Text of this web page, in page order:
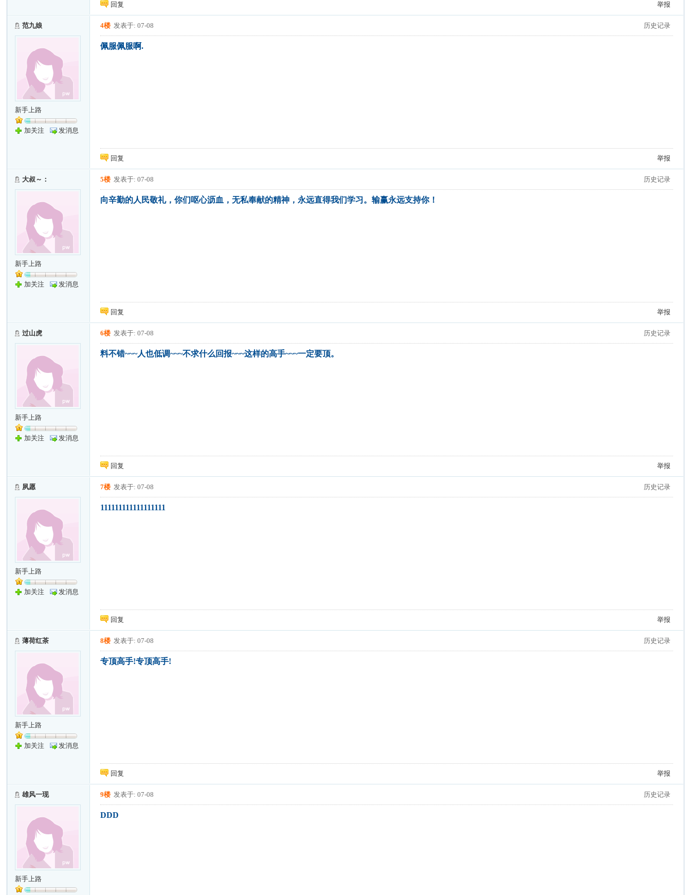
回复 举报
范九娘
新手上路
加关注 发消息
历史记录
4楼 发表于: 07-08
佩服佩服啊.
回复 举报
大叔～：
新手上路
加关注 发消息
历史记录
5楼 发表于: 07-08
向辛勤的人民敬礼，你们呕心沥血，无私奉献的精神，永远直得我们学习。输赢永远支持你！
回复 举报
过山虎
新手上路
加关注 发消息
历史记录
6楼 发表于: 07-08
料不错~~~人也低调~~~不求什么回报~~~这样的高手~~~一定要顶。
回复 举报
夙愿
新手上路
加关注 发消息
历史记录
7楼 发表于: 07-08
111111111111111111
回复 举报
薄荷红茶
新手上路
加关注 发消息
历史记录
8楼 发表于: 07-08
专顶高手!专顶高手!
回复 举报
雄风一现
新手上路
历史记录
9楼 发表于: 07-08
DDD